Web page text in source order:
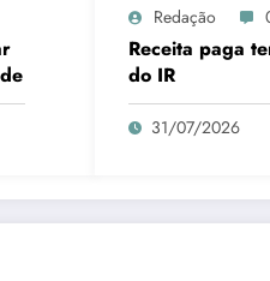
Redação
Receita paga
do IR
31/07/2026